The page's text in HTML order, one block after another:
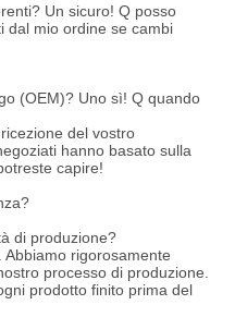
Un sicuro! Q posso
dal mio ordine se cambi
(OEM)? Uno sì! Q quando
del vostro
hanno basato sulla
capire!
di produzione?
rigorosamente
processo di produzione.
prodotto finito prima del